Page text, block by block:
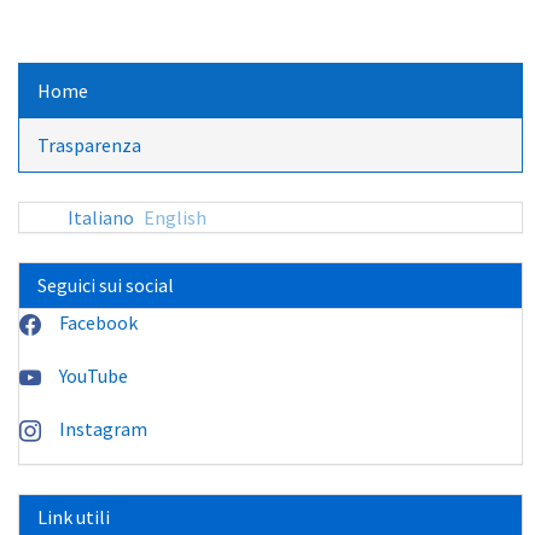
Home
Trasparenza
Italiano English
Seguici sui social
Facebook
YouTube
Instagram
Link utili